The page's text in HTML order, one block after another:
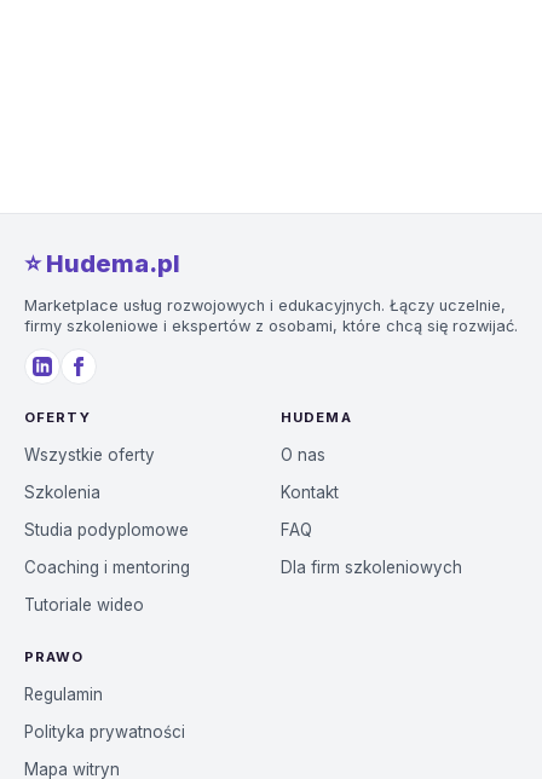
⭐️ Hudema.pl
Marketplace usług rozwojowych i edukacyjnych. Łączy uczelnie,
firmy szkoleniowe i ekspertów z osobami, które chcą się rozwijać.
OFERTY
Wszystkie oferty
Szkolenia
Studia podyplomowe
Coaching i mentoring
Tutoriale wideo
HUDEMA
O nas
Kontakt
FAQ
Dla firm szkoleniowych
PRAWO
Regulamin
Polityka prywatności
Mapa witryn